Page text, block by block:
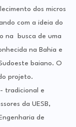
dos micros
com a ideia do
na busca de uma
na Bahia e
baiano. O
projeto.
tradicional e
da UESB,
de